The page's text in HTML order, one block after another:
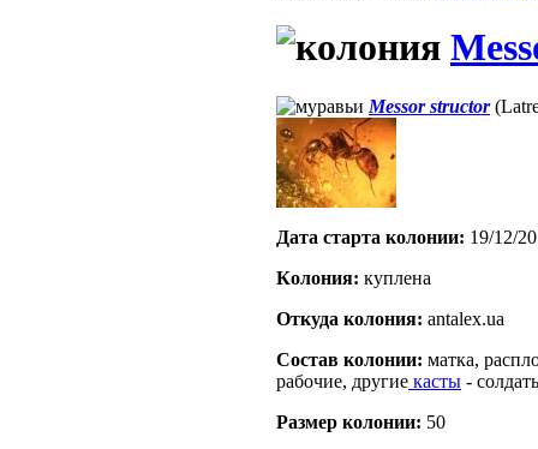
Messor structor
Дата старта кoлонии: 19/12/
Кoлония: куплена
Откуда кoлония: antalex.ua
Состав кoлонии: матка,
рабочие, другие касты -
Размер кoлонии: 50